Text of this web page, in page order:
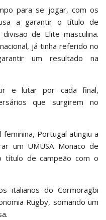
para se jogar, com os
a garantir o título de
de Elite masculina.
já tinha referido no
um resultado na
e lutar por cada final,
que surgirem no
feminina, Portugal atingiu a
um UMUSA Monaco de
título de campeão com o
italianos do Cormoragbi
Rugby, somando um